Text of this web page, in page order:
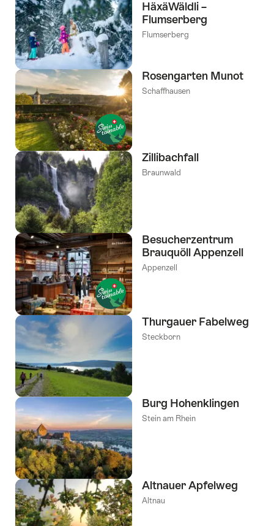
Tags
gefiltert
HäxäWäldli –
Flumserberg
Flumserberg
Rosengarten Munot
Schaffhausen
Zillibachfall
Braunwald
Besucherzentrum
Brauquöll Appenzell
Appenzell
Thurgauer Fabelweg
Steckborn
Burg Hohenklingen
Stein am Rhein
Altnauer Apfelweg
Altnau